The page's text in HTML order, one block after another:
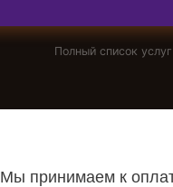
Полный список
Мы принимаем к